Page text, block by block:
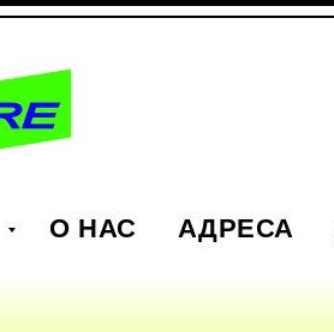
О НАС АДРЕСА